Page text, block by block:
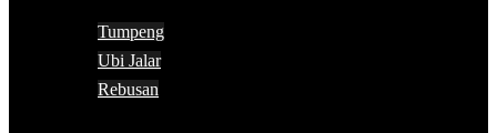
Tumpeng
Ubi Jalar
Rebusan